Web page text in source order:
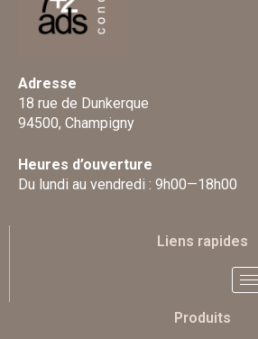
Adresse
18 rue de Dunkerque
94500, Champigny
Heures d’ouverture
Du lundi au vendredi : 9h00—18h00
Liens rapides
Produits